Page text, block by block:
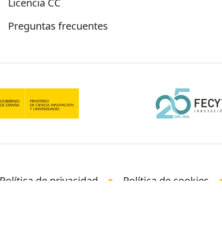
Licencia CC
Preguntas frecuentes
Política de privacidad Política de cookies